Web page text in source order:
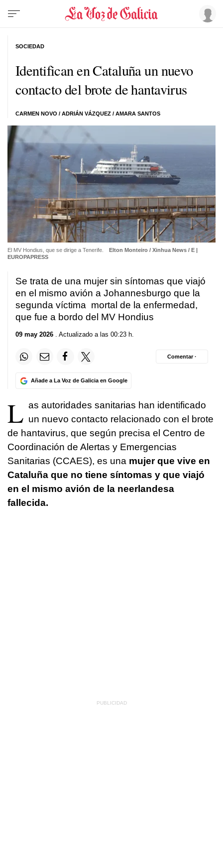
Identifican en Cataluña un nuevo
contacto del brote de hantavirus
CARMEN NOVO / ADRIÁN VÁZQUEZ / AMARA SANTOS
SOCIEDAD
El MV Hondius, que se dirige a Tenerife.
Elton Monteiro / Xinhua News / E |
EUROPAPRESS
Se trata de una mujer sin síntomas que viajó
en el mismo avión a Johannesburgo que la
segunda víctima mortal de la enfermedad,
que fue a bordo del MV Hondius
09 may 2026 . Actualizado a las 00:23 h.
Añade a La Voz de Galicia en Google
Comentar ·
L as autoridades sanitarias han identificado
un nuevo contacto relacionado con el brote
de hantavirus, que según precisa el Centro de
Coordinación de Alertas y Emergencias
Sanitarias (CCAES), es una mujer que vive en
Cataluña que no tiene síntomas y que viajó
en el mismo avión de la neerlandesa
fallecida.